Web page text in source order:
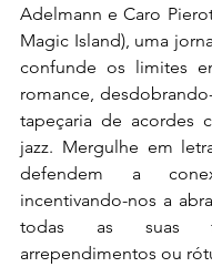
Adelmann e Caro
Magic Island), uma
confunde os limites
romance,
tapeçaria de acordes
jazz. Mergulhe em
defendem a
incentivando-nos a
todas as suas
arrependimentos ou